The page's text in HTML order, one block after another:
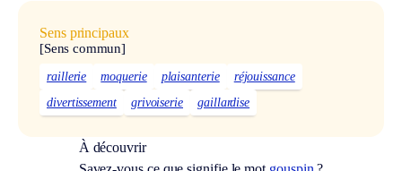
Sens principaux
[Sens commun]
raillerie moquerie plaisanterie
réjouissance
divertissement
grivoiserie gaillardise
À découvrir